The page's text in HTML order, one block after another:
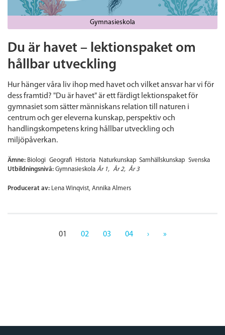
Gymnasieskola
Du är havet – lektionspaket om
hållbar utveckling
Hur hänger våra liv ihop med havet och vilket ansvar har vi för
dess framtid? "Du är havet" är ett färdigt lektionspaket för
gymnasiet som sätter människans relation till naturen i
centrum och ger eleverna kunskap, perspektiv och
handlingskompetens kring hållbar utveckling och
miljöpåverkan.
Ämne: Biologi Geografi Historia Naturkunskap Samhällskunskap Svenska
Utbildningsnivå: Gymnasieskola År 1 År 2 År 3
Producerat av: Lena Winqvist, Annika Almers
01 02 03 04 › »